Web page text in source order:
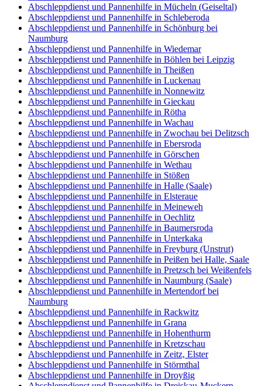
Abschleppdienst und Pannenhilfe in Mücheln (Geiseltal)
Abschleppdienst und Pannenhilfe in Schleberoda
Abschleppdienst und Pannenhilfe in Schönburg bei
Naumburg
Abschleppdienst und Pannenhilfe in Wiedemar
Abschleppdienst und Pannenhilfe in Böhlen bei Leipzig
Abschleppdienst und Pannenhilfe in Theißen
Abschleppdienst und Pannenhilfe in Luckenau
Abschleppdienst und Pannenhilfe in Nonnewitz
Abschleppdienst und Pannenhilfe in Gieckau
Abschleppdienst und Pannenhilfe in Rötha
Abschleppdienst und Pannenhilfe in Wachau
Abschleppdienst und Pannenhilfe in Zwochau bei Delitzsch
Abschleppdienst und Pannenhilfe in Ebersroda
Abschleppdienst und Pannenhilfe in Görschen
Abschleppdienst und Pannenhilfe in Wethau
Abschleppdienst und Pannenhilfe in Stößen
Abschleppdienst und Pannenhilfe in Halle (Saale)
Abschleppdienst und Pannenhilfe in Elsteraue
Abschleppdienst und Pannenhilfe in Meineweh
Abschleppdienst und Pannenhilfe in Oechlitz
Abschleppdienst und Pannenhilfe in Baumersroda
Abschleppdienst und Pannenhilfe in Unterkaka
Abschleppdienst und Pannenhilfe in Freyburg (Unstrut)
Abschleppdienst und Pannenhilfe in Peißen bei Halle, Saale
Abschleppdienst und Pannenhilfe in Pretzsch bei Weißenfels
Abschleppdienst und Pannenhilfe in Naumburg (Saale)
Abschleppdienst und Pannenhilfe in Mertendorf bei
Naumburg
Abschleppdienst und Pannenhilfe in Rackwitz
Abschleppdienst und Pannenhilfe in Grana
Abschleppdienst und Pannenhilfe in Hohenthurm
Abschleppdienst und Pannenhilfe in Kretzschau
Abschleppdienst und Pannenhilfe in Zeitz, Elster
Abschleppdienst und Pannenhilfe in Störmthal
Abschleppdienst und Pannenhilfe in Droyßig